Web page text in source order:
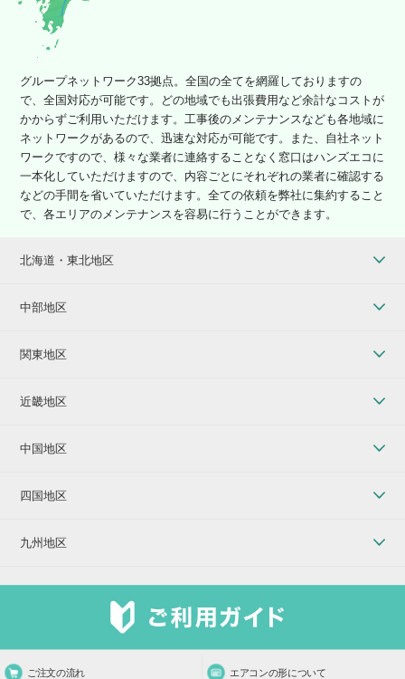
グループネットワーク33拠点。全国の全てを網羅しておりますの
で、全国対応が可能です。どの地域でも出張費用など余計なコストが
かからずご利用いただけます。工事後のメンテナンスなども各地域に
ネットワークがあるので、迅速な対応が可能です。また、自社ネット
ワークですので、様々な業者に連絡することなく窓口はハンズエコに
一本化していただけますので、内容ごとにそれぞれの業者に確認する
などの手間を省いていただけます。全ての依頼を弊社に集約すること
で、各エリアのメンテナンスを容易に行うことができます。
北海道・東北地区
中部地区
関東地区
近畿地区
中国地区
四国地区
九州地区
ご注文の流れ エアコンの形について